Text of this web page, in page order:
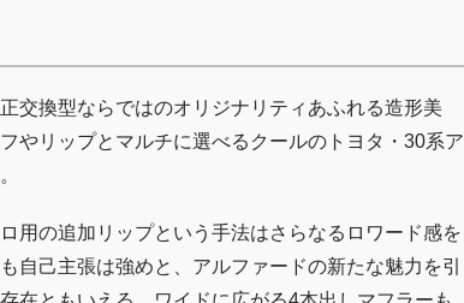
交換型ならではのオリジナリティあふれる造形美
やリップとマルチに選べるクールのトヨタ・30系ア
用の追加リップという手法はさらなるロワード感を
自己主張は強めと、アルファードの新たな魅力を引